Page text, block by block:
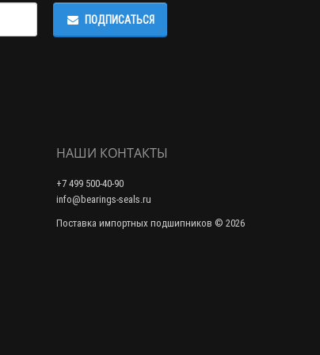
ПОДПИСАТЬСЯ
НАШИ КОНТАКТЫ
+7 499 500-40-90
info@bearings-seals.ru
Поставка импортных подшипников © 2026